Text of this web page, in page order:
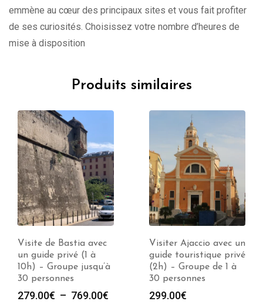
emmène au cœur des principaux sites et vous fait profiter
de ses curiosités. Choisissez votre nombre d’heures de
mise à disposition
Produits similaires
Visite de Bastia avec
un guide privé (1 à
10h) – Groupe jusqu’à
30 personnes
279.00€ – 769.00€
Visiter Ajaccio avec un
guide touristique privé
(2h) – Groupe de 1 à
30 personnes
299.00€